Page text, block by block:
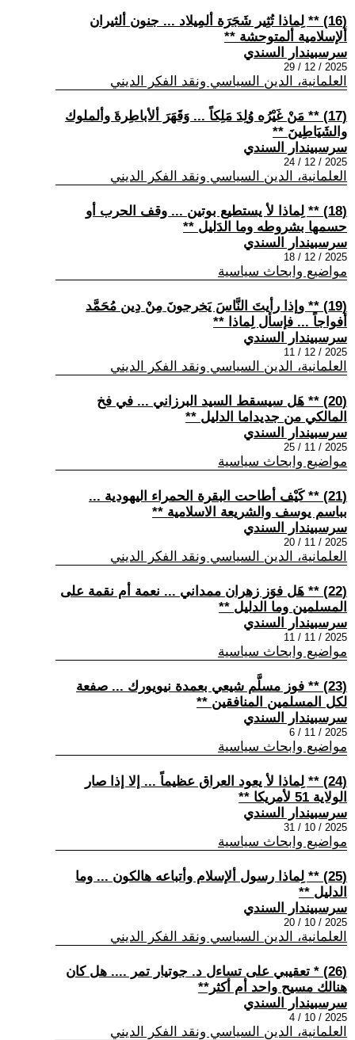
(16) ** لِماذا تُثِير شَجَرَة ألمِيلاد ... جنون ألثيران
ألإسلامية ألمتوحشة **
سرسبيندار السندي
2025 / 12 / 29
العلمانية، الدين السياسي ونقد الفكر الديني
(17) ** مَنْ غَيْرُه وُلِدَ مَلِكاً ... وَقَهَرَ ألأباطِرةَ وألملوك
والشَيَاطِينَ **
سرسبيندار السندي
2025 / 12 / 24
العلمانية، الدين السياسي ونقد الفكر الديني
(18) ** لِماذا لأ يستطيع بوتين ... وقف الحرب أو
حسمها بشروطه وما الدَليل **
سرسبيندار السندي
2025 / 12 / 18
مواضيع وابحاث سياسية
(19) ** وإذا رأيتَ النَّاسَ يَخرجونَ مِنْ دِين مُحَمَّد
أفواجاً ... فإسأل لِماذا **
سرسبيندار السندي
2025 / 12 / 11
العلمانية، الدين السياسي ونقد الفكر الديني
(20) ** هَل سيسقط السيد البرزاني ... في فخ
المالكي من جديداما الدليل **
سرسبيندار السندي
2025 / 11 / 25
مواضيع وابحاث سياسية
(21) ** كَيْف أطاحت البقرة الحمراء اليهودية ...
بباسم يوسف والشريعة الاسلامية **
سرسبيندار السندي
2025 / 11 / 20
العلمانية، الدين السياسي ونقد الفكر الديني
(22) ** هَل فوَز زهران ممداني ... نعمة أم نقمة على
المسلمين وما الدليل **
سرسبيندار السندي
2025 / 11 / 11
مواضيع وابحاث سياسية
(23) ** فوز مسلَّم شيعي بعمدة نيويورك ... صفعة
لكل المسلمين المنافقين **
سرسبيندار السندي
2025 / 11 / 6
مواضيع وابحاث سياسية
(24) ** لِماذا لأ يعود العراق عظيماً ... إلا إذا صار
الولاية 51 لأمريكا **
سرسبيندار السندي
2025 / 10 / 31
مواضيع وابحاث سياسية
(25) ** لِماذا رسول ألإسلام وأتباعه هالكون ... وما
الدليل **
سرسبيندار السندي
2025 / 10 / 20
العلمانية، الدين السياسي ونقد الفكر الديني
(26) * تعقيبي على تساءل د. جوتيار تمر .... هل كان
هنالك مسيح واحد أم أكثر**
سرسبيندار السندي
2025 / 10 / 4
العلمانية، الدين السياسي ونقد الفكر الديني